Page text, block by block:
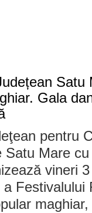
pentru
Satu Mare
vineri
Festivalului